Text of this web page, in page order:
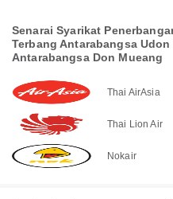
Senarai Syarikat
Terbang Antarabangsa
Antarabangsa Don Mueang
Thai AirAsia
Thai Lion Air
Nokair